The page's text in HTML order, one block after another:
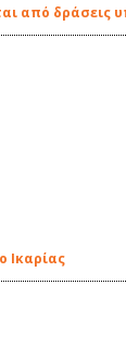
από δράσεις
Ικαρίας